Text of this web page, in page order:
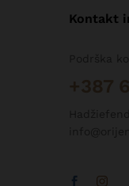
Kontakt